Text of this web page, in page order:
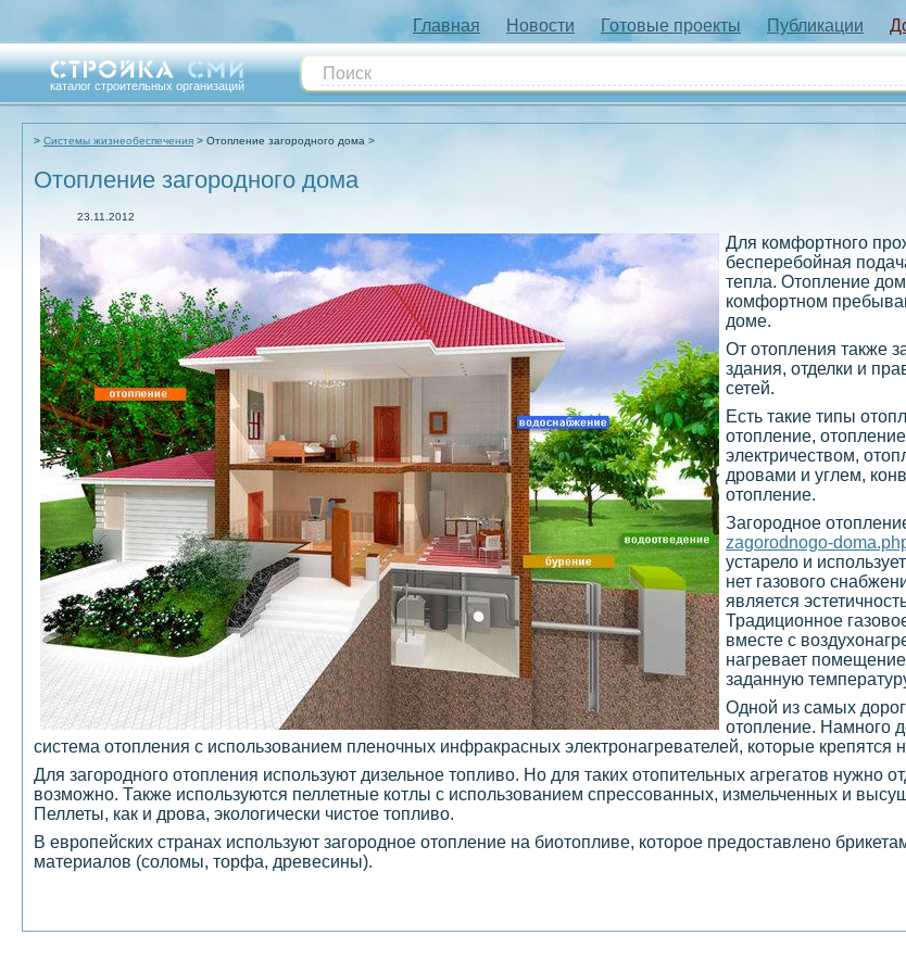
Главная Новости Готовые проекты Публикации
каталог строительных организаций
Системы жизнеобеспечения Отопление загородного дома
Отопление загородного дома
23.11.2012
Для комфортного
бесперебойная
тепла. Отопление
комфортном
доме.
От отопления также
здания, отделки и
сетей.
Есть такие типы
отопление,
электричеством,
дровами и углем,
отопление.
Загородное
zagorodnogo-
устарело и
нет газового
является
Традиционное
вместе с
нагревает
заданную
Одной из самых
отопление. Намного
система отопления с использованием пленочных инфракрасных электронагревателей, которые крепятся
Для загородного отопления используют дизельное топливо. Но для таких отопительных агрегатов нужно
возможно. Также используются пеллетные котлы с использованием спрессованных, измельченных и
Пеллеты, как и дрова, экологически чистое топливо.
В европейских странах используют загородное отопление на биотопливе, которое предоставлено
материалов (соломы, торфа, древесины).